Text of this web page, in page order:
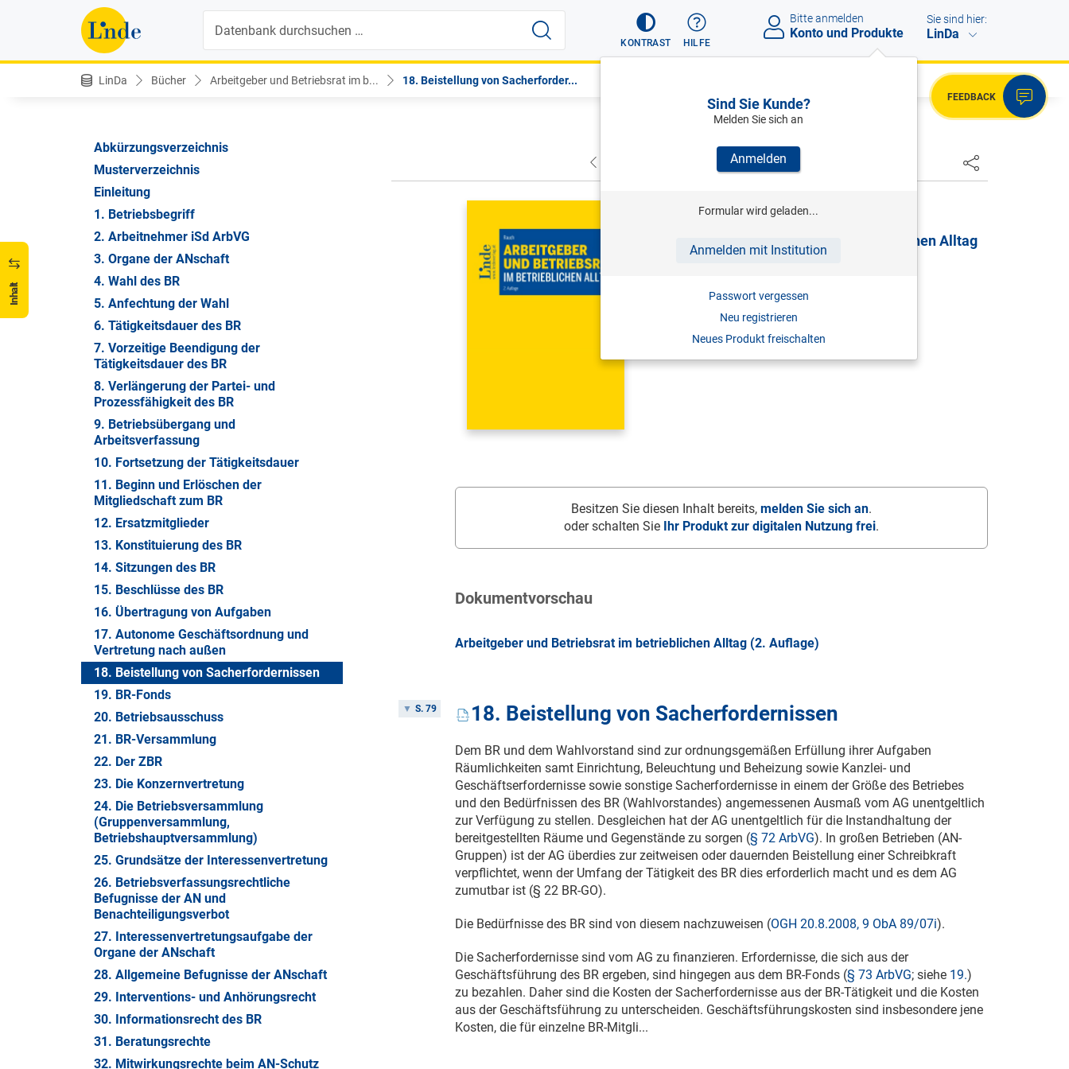
KONTRAST HILFE
Bitte anmelden
Konto und Produkte
Sind Sie Kunde?
Melden Sie sich an
Anmelden
Formular wird geladen...
Anmelden mit Institution
Passwort vergessen
Neu registrieren
Neues Produkt freischalten
Sie sind hier:
LinDa
LinDa Bücher Arbeitgeber und Betriebsrat im b... 18. Beistellung von Sacherforder...
FEEDBACK
Inhalt
Arbeitgeber und Betriebsrat im betrieblichen Alltag
Abkürzungsverzeichnis
Musterverzeichnis
Einleitung
1. Betriebsbegriff
2. Arbeitnehmer iSd ArbVG
3. Organe der ANschaft
4. Wahl des BR
5. Anfechtung der Wahl
6. Tätigkeitsdauer des BR
7. Vorzeitige Beendigung der
Tätigkeitsdauer des BR
8. Verlängerung der Partei- und
Prozessfähigkeit des BR
9. Betriebsübergang und
Arbeitsverfassung
10. Fortsetzung der Tätigkeitsdauer
11. Beginn und Erlöschen der
Mitgliedschaft zum BR
12. Ersatzmitglieder
13. Konstituierung des BR
14. Sitzungen des BR
15. Beschlüsse des BR
16. Übertragung von Aufgaben
17. Autonome Geschäftsordnung und
Vertretung nach außen
18. Beistellung von Sacherfordernissen
19. BR-Fonds
20. Betriebsausschuss
21. BR-Versammlung
22. Der ZBR
23. Die Konzernvertretung
24. Die Betriebsversammlung
(Gruppenversammlung,
Betriebshauptversammlung)
25. Grundsätze der Interessenvertretung
26. Betriebsverfassungsrechtliche
Befugnisse der AN und
Benachteiligungsverbot
27. Interessenvertretungsaufgabe der
Organe der ANschaft
28. Allgemeine Befugnisse der ANschaft
29. Interventions- und Anhörungsrecht
30. Informationsrecht des BR
31. Beratungsrechte
32. Mitwirkungsrechte beim AN-Schutz
NÄCHSTER
Arbeitgeber und Betriebsrat im betrieblichen Alltag
Print-ISBN: 978-3-7073-5475-1
Besitzen Sie diesen Inhalt bereits, melden Sie sich an.
oder schalten Sie Ihr Produkt zur digitalen Nutzung frei.
Dokumentvorschau
Arbeitgeber und Betriebsrat im betrieblichen Alltag (2. Auflage)
S. 79 18. Beistellung von Sacherfordernissen
Dem BR und dem Wahlvorstand sind zur ordnungsgemäßen Erfüllung ihrer Aufgaben
Räumlichkeiten samt Einrichtung, Beleuchtung und Beheizung sowie Kanzlei- und
Geschäftserfordernisse sowie sonstige Sacherfordernisse in einem der Größe des Betriebes
und den Bedürfnissen des BR (Wahlvorstandes) angemessenen Ausmaß vom AG unentgeltlich
zur Verfügung zu stellen. Desgleichen hat der AG unentgeltlich für die Instandhaltung der
bereitgestellten Räume und Gegenstände zu sorgen (§ 72 ArbVG). In großen Betrieben (AN-
Gruppen) ist der AG überdies zur zeitweisen oder dauernden Beistellung einer Schreibkraft
verpflichtet, wenn der Umfang der Tätigkeit des BR dies erforderlich macht und es dem AG
zumutbar ist (§ 22 BR-GO).
Die Bedürfnisse des BR sind von diesem nachzuweisen (OGH 20.8.2008, 9 ObA 89/07i).
Die Sacherfordernisse sind vom AG zu finanzieren. Erfordernisse, die sich aus der
Geschäftsführung des BR ergeben, sind hingegen aus dem BR-Fonds (§ 73 ArbVG; siehe 19.)
zu bezahlen. Daher sind die Kosten der Sacherfordernisse aus der BR-Tätigkeit und die Kosten
aus der Geschäftsführung zu unterscheiden. Geschäftsführungskosten sind insbesondere jene
Kosten, die für einzelne BR-Mitgli...